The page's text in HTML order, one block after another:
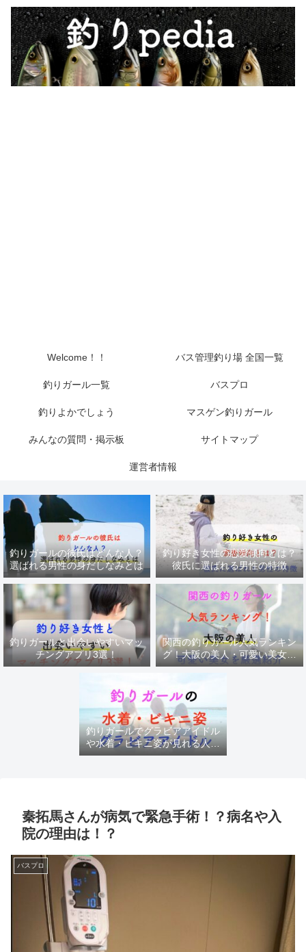
Welcome！！ バス管理釣り場 全国一覧
釣りガール一覧 バスプロ
釣りよかでしょう マスゲン釣りガール
みんなの質問・掲示板 サイトマップ
運営者情報
釣りガールの彼氏はどんな人？
選ばれる男性の身だしなみとは
釣り好き女性の恋愛傾向とは？
彼氏に選ばれる男性の特徴
釣りガールと出会いやすいマッ
チングアプリ3選！
関西の釣りガール人気ランキン
グ！大阪の美人・可愛い美女を
厳選紹介
釣りガールでグラビアアイドル
や水着・ビキニ姿が見れる人気
チャンネル
秦拓馬さんが病気で緊急手術！？病名や入
院の理由は！？
バスプロ